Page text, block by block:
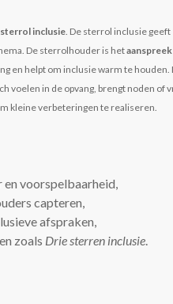
sterrol inclusie . De sterrol inclusie geeft
De sterrolhouder is het
en helpt om inclusie warm te houden.
voelen in de opvang, brengt noden of
kleine verbeteringen te realiseren.
voorspelbaarheid,
capteren,
afspraken,
zoals Drie sterren inclusie.